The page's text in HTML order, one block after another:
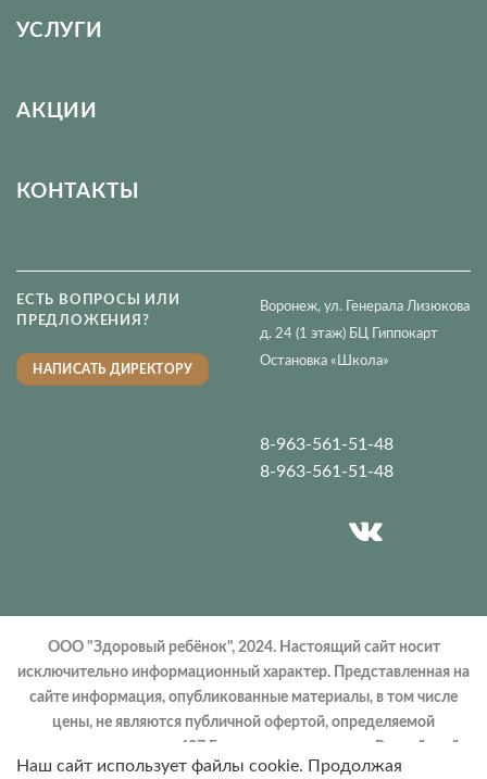
Наш сайт использует файлы cookie. Продолжая
УСЛУГИ
АКЦИИ
КОНТАКТЫ
ЕСТЬ ВОПРОСЫ ИЛИ
ПРЕДЛОЖЕНИЯ?
НАПИСАТЬ ДИРЕКТОРУ
Воронеж, ул. Генерала Лизюкова
д. 24 (1 этаж) БЦ Гиппокарт
Остановка «Школа»
8-963-561-51-48
8-963-561-51-48
ООО "Здоровый ребёнок", 2024. Настоящий сайт носит
исключительно информационный характер. Представленная на
сайте информация, опубликованные материалы, в том числе
цены, не являются публичной офертой, определяемой
положениями статьи 437 Гражданского кодекса Российской
Федерации. Запрещено использование материалов сайта без